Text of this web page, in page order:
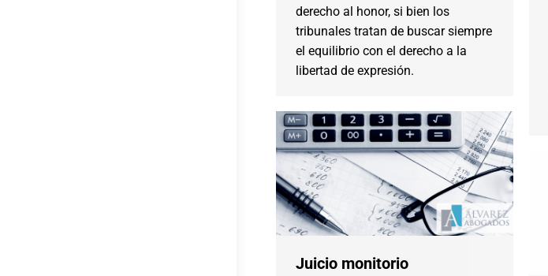
derecho al honor, si bien los
tribunales tratan de buscar siempre
el equilibrio con el derecho a la
libertad de expresión.
Juicio monitorio